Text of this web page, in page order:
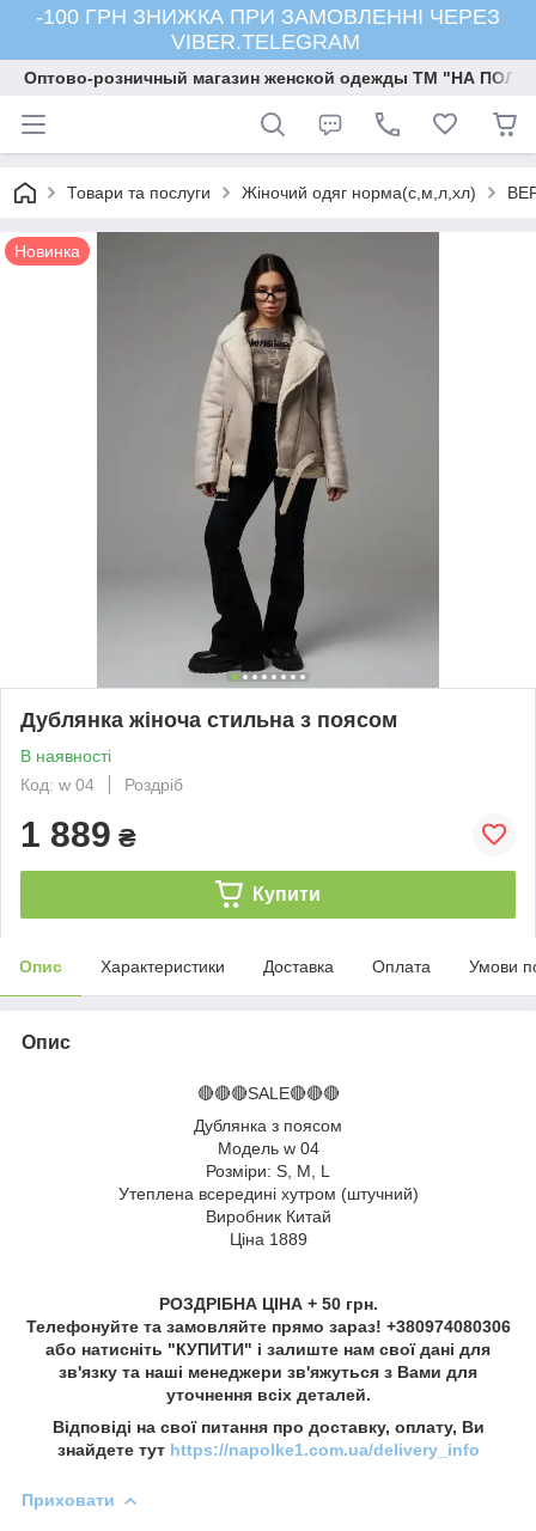
-100 ГРН ЗНИЖКА ПРИ ЗАМОВЛЕННІ ЧЕРЕЗ
VIBER.TELEGRAM
Оптово-розничный магазин женской одежды ТМ "НА
Товари та послуги Жіночий одяг норма(с,м,л,хл)
Новинка
Дублянка жіноча стильна з поясом
В наявності
Код: w 04
Роздріб
1 889 ₴
Купити
Опис Характеристики Доставка Оплата Умови
Опис
🔴🔴🔴SALE🔴🔴🔴
Дублянка з поясом
Модель w 04
Розміри: S, M, L
Утеплена всередині хутром (штучний)
Виробник Китай
Ціна 1889
РОЗДРІБНА ЦІНА + 50 грн.
Телефонуйте та замовляйте прямо зараз! +380974080306
або натисніть "КУПИТИ" і залиште нам свої дані для
зв'язку та наші менеджери зв'яжуться з Вами для
уточнення всіх деталей.
Відповіді на свої питання про доставку, оплату, Ви
знайдете тут https://napolke1.com.ua/delivery_info
Приховати